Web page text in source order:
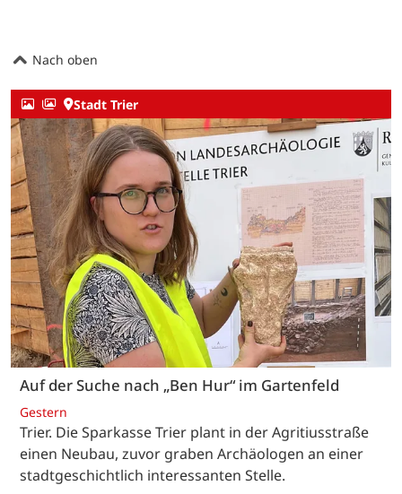
Nach oben
Stadt Trier
Auf der Suche nach „Ben Hur“ im Gartenfeld
Gestern
Trier. Die Sparkasse Trier plant in der Agritiusstraße
einen Neubau, zuvor graben Archäologen an einer
stadtgeschichtlich interessanten Stelle.